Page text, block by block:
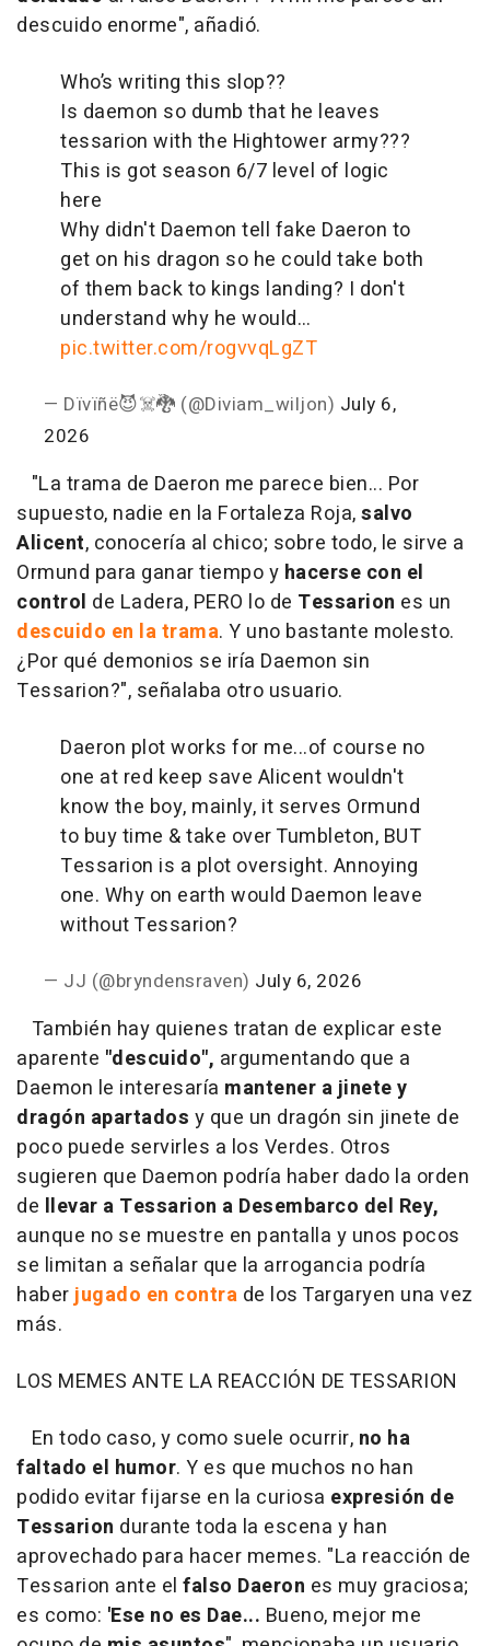
descuido enorme", añadió.
Who’s writing this slop??
Is daemon so dumb that he leaves
tessarion with the Hightower army???
This is got season 6/7 level of logic
here
Why didn't Daemon tell fake Daeron to
get on his dragon so he could take both
of them back to kings landing? I don't
understand why he would…
pic.twitter.com/rogvvqLgZT
— Dïvïñë😈☠️🐉 (@Diviam_wiljon) July 6,
2026
"La trama de Daeron me parece bien... Por
supuesto, nadie en la Fortaleza Roja,salvo
Alicent, conocería al chico; sobre todo, le sirve a
Ormund para ganar tiempo y hacerse con el
control de Ladera, PERO lo de Tessarion es un
descuido en la trama. Y uno bastante molesto.
¿Por qué demonios se iría Daemon sin
Tessarion?", señalaba otro usuario.
Daeron plot works for me...of course no
one at red keep save Alicent wouldn't
know the boy, mainly, it serves Ormund
to buy time & take over Tumbleton, BUT
Tessarion is a plot oversight. Annoying
one. Why on earth would Daemon leave
without Tessarion?
— JJ (@bryndensraven) July 6, 2026
También hay quienes tratan de explicar este
aparente "descuido", argumentando que a
Daemon le interesaría mantener a jinete y
dragón apartados y que un dragón sin jinete de
poco puede servirles a los Verdes. Otros
sugieren que Daemon podría haber dado la orden
de llevar a Tessarion a Desembarco del Rey,
aunque no se muestre en pantalla y unos pocos
se limitan a señalar que la arrogancia podría
haberjugado en contra de los Targaryen una vez
más.
LOS MEMES ANTE LA REACCIÓN DE TESSARION
En todo caso, y como suele ocurrir, no ha
faltado el humor. Y es que muchos no han
podido evitar fijarse en la curiosa expresión de
Tessarion durante toda la escena y han
aprovechado para hacer memes. "La reacción de
Tessarion ante el falso Daeron es muy graciosa;
es como: 'Ese no es Dae... Bueno, mejor me